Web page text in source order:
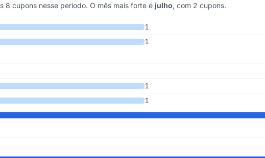
8 cupons nesse período. O mês mais forte é julho, com 2 cupons.
os últimos 5 anos
1
1
1
1